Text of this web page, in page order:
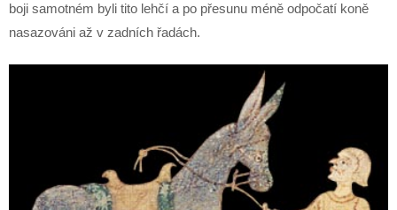
boji samotném byli tito lehčí a po přesunu méně odpočatí koně
nasazováni až v zadních řadách.